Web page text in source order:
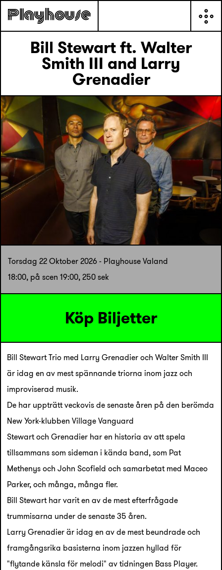
Bill Stewart ft. Walter
Smith III and Larry
Grenadier
Torsdag 22 Oktober 2026 - Playhouse Valand
18:00, på scen 19:00, 250 sek
Köp Biljetter
Bill Stewart Trio med Larry Grenadier och Walter Smith III
är idag en av mest spännande triorna inom jazz och
improviserad musik.
De har uppträtt veckovis de senaste åren på den berömda
New York-klubben Village Vanguard
Stewart och Grenadier har en historia av att spela
tillsammans som sideman i kända band, som Pat
Methenys och John Scofield och samarbetat med Maceo
Parker, och många, många fler.
Bill Stewart har varit en av de mest efterfrågade
trummisarna under de senaste 35 åren.
Larry Grenadier är idag en av de mest beundrade och
framgångsrika basisterna inom jazzen hyllad för
"flytande känsla för melodi" av tidningen Bass Player.